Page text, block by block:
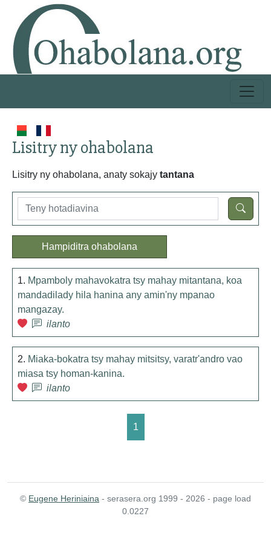
Lisitry ny ohabolana
Lisitry ny ohabolana, anaty sokajy tantana
Hampiditra ohabolana
1. Mpamboly mahavokatra tsy mahay mitantana, koa
mandadilady hila hanina any amin'ny mpanao
mangazay.
ilanto
2. Miaka-bokatra tsy mahay mitsitsy, varatr'andro vao
miasa tsy homan-kanina.
ilanto
1
© Eugene Heriniaina - serasera.org 1999 - 2026 - page load
0.0227